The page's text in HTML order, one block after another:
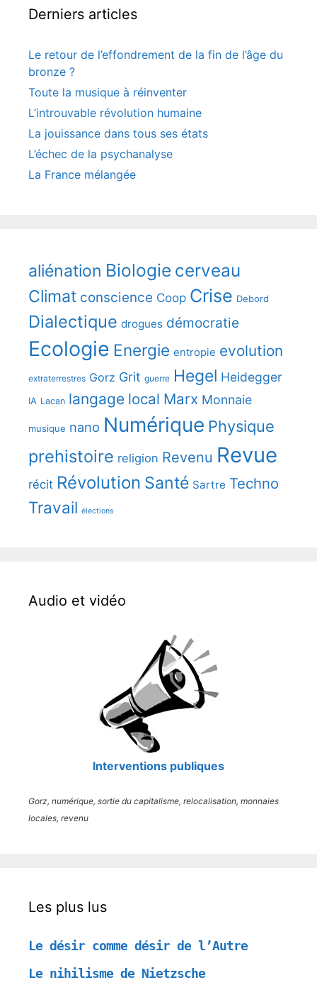
Derniers articles
Le retour de l’effondrement de la fin de l’âge du
bronze ?
Toute la musique à réinventer
L’introuvable révolution humaine
La jouissance dans tous ses états
L’échec de la psychanalyse
La France mélangée
aliénation Biologie cerveau
Climat conscience Coop Crise Debord
Dialectique drogues démocratie
Ecologie Energie entropie evolution
extraterrestres Gorz Grit guerre Hegel Heidegger
IA Lacan langage local Marx Monnaie
musique nano Numérique Physique
prehistoire religion Revenu Revue
récit Révolution Santé Sartre Techno
Travail élections
Audio et vidéo
Interventions publiques
Gorz, numérique, sortie du capitalisme, relocalisation, monnaies
locales, revenu
Les plus lus
Le désir comme désir de l’Autre
Le nihilisme de Nietzsche